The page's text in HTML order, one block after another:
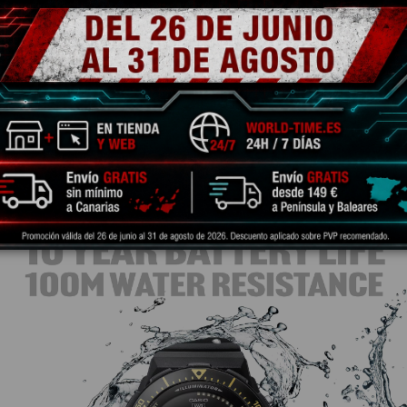
S2110B-8ARLSB
249,00 €
Añadir al carrito
GM-2100M-1AER
183,20 €229,00 €
Añadir al carrito